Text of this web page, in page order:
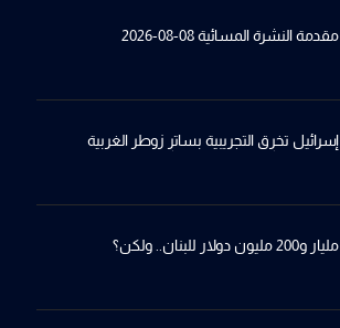
مقدمة النشرة المسائية 08-08-2026
إسرائيل تخرِق التجريبية بساترِ زوطر الغربية
مليار و200 مليون دولار للبنان.. ولكن؟